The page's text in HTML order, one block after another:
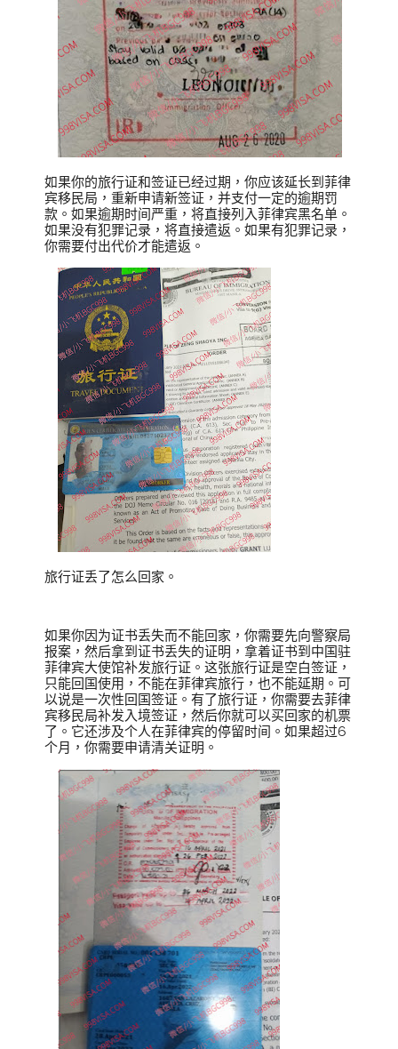
如果你的旅行证和签证已经过期，你应该延长到菲律
宾移民局，重新申请新签证，并支付一定的逾期罚
款。如果逾期时间严重，将直接列入菲律宾黑名单。
如果没有犯罪记录，将直接遣返。如果有犯罪记录，
你需要付出代价才能遣返。
旅行证丢了怎么回家。
如果你因为证书丢失而不能回家，你需要先向警察局
报案，然后拿到证书丢失的证明，拿着证书到中国驻
菲律宾大使馆补发旅行证。这张旅行证是空白签证，
只能回国使用，不能在菲律宾旅行，也不能延期。可
以说是一次性回国签证。有了旅行证，你需要去菲律
宾移民局补发入境签证，然后你就可以买回家的机票
了。它还涉及个人在菲律宾的停留时间。如果超过6
个月，你需要申请清关证明。